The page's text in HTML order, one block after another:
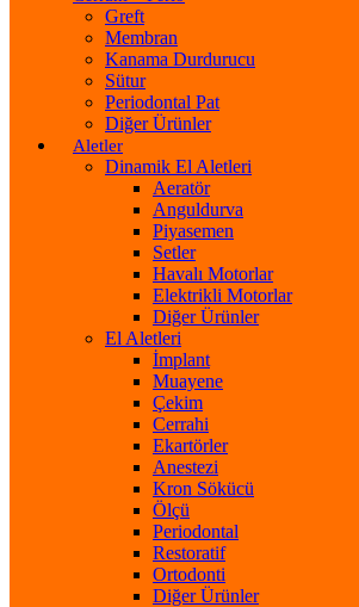
Greft
Membran
Kanama Durdurucu
Sütur
Periodontal Pat
Diğer Ürünler
Aletler
Dinamik El Aletleri
Aeratör
Anguldurva
Piyasemen
Setler
Havalı Motorlar
Elektrikli Motorlar
Diğer Ürünler
El Aletleri
İmplant
Muayene
Çekim
Cerrahi
Ekartörler
Anestezi
Kron Sökücü
Ölçü
Periodontal
Restoratif
Ortodonti
Diğer Ürünler